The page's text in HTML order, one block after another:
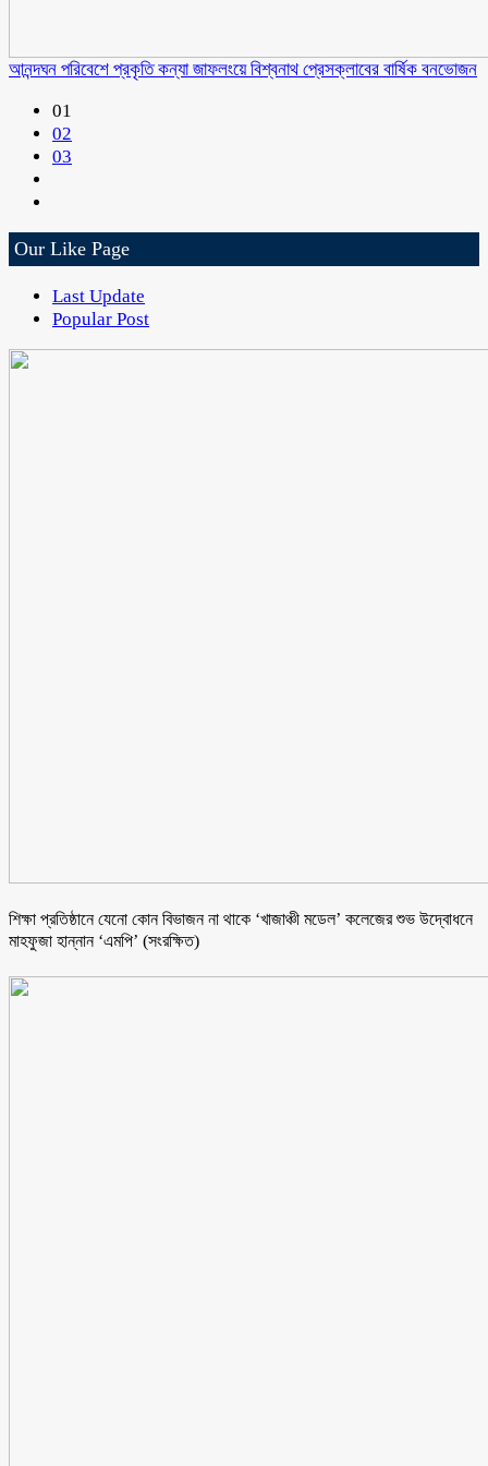
আনন্দঘন পরিবেশে প্রকৃতি কন্যা জাফলংয়ে বিশ্বনাথ প্রেসক্লাবের বার্ষিক বনভোজন
01
02
03
Our Like Page
Last Update
Popular Post
শিক্ষা প্রতিষ্ঠানে যেনো কোন বিভাজন না থাকে ‘খাজাঞ্চী মডেল’ কলেজের শুভ উদ্বোধনে
মাহফুজা হান্নান ‘এমপি’ (সংরক্ষিত)